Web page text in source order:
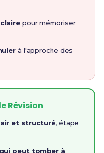
pour mémoriser
à l'approche des
Révision
et structuré, étape
peut tomber à